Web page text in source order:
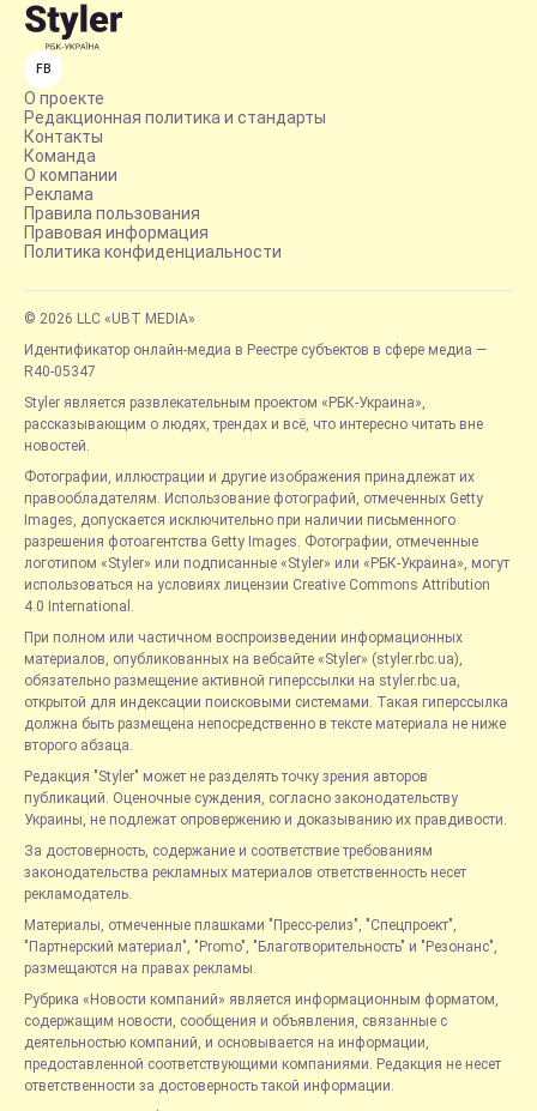
FB
О проекте
Редакционная политика и стандарты
Контакты
Команда
О компании
Реклама
Правила пользования
Правовая информация
Политика конфиденциальности
© 2026 LLC «UBT MEDIA»
Идентификатор онлайн-медиа в Реестре субъектов в сфере медиа —
R40-05347
Styler является развлекательным проектом «РБК-Украина»,
рассказывающим о людях, трендах и всё, что интересно читать вне
новостей.
Фотографии, иллюстрации и другие изображения принадлежат их
правообладателям. Использование фотографий, отмеченных Getty
Images, допускается исключительно при наличии письменного
разрешения фотоагентства Getty Images. Фотографии, отмеченные
логотипом «Styler» или подписанные «Styler» или «РБК-Украина», могут
использоваться на условиях лицензии Creative Commons Attribution
4.0 International.
При полном или частичном воспроизведении информационных
материалов, опубликованных на вебсайте «Styler» (styler.rbc.ua),
обязательно размещение активной гиперссылки на styler.rbc.ua,
открытой для индексации поисковыми системами. Такая гиперссылка
должна быть размещена непосредственно в тексте материала не ниже
второго абзаца.
Редакция "Styler" может не разделять точку зрения авторов
публикаций. Оценочные суждения, согласно законодательству
Украины, не подлежат опровержению и доказыванию их правдивости.
За достоверность, содержание и соответствие требованиям
законодательства рекламных материалов ответственность несет
рекламодатель.
Материалы, отмеченные плашками "Пресс-релиз", "Спецпроект",
"Партнерский материал", "Promo", "Благотворительность" и "Резонанс",
размещаются на правах рекламы.
Рубрика «Новости компаний» является информационным форматом,
содержащим новости, сообщения и объявления, связанные с
деятельностью компаний, и основывается на информации,
предоставленной соответствующими компаниями. Редакция не несет
ответственности за достоверность такой информации.